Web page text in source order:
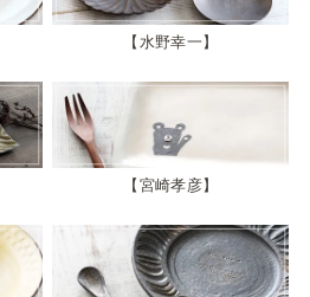
水野幸一
宮崎孝彦